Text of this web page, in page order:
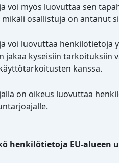
voi myös luovuttaa sen
osallistuja on antanut
voi luovuttaa henkilötietoja
jakaa kyseisiin
kanssa.
on oikeus luovuttaa
henkilötietoja EU-alueen